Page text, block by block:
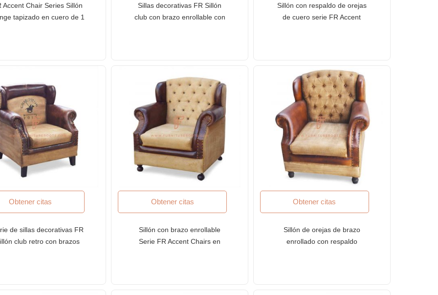
Accent Chair Series Sillón
tapizado en cuero de 1
Sillas decorativas FR Sillón
club con brazo enrollable con
Sillón con respaldo de orejas
de cuero serie FR Accent
Obtener citas
de sillas decorativas FR
club retro con brazos
Obtener citas
Sillón con brazo enrollable
Serie FR Accent Chairs en
Obtener citas
Sillón de orejas de brazo
enrollado con respaldo